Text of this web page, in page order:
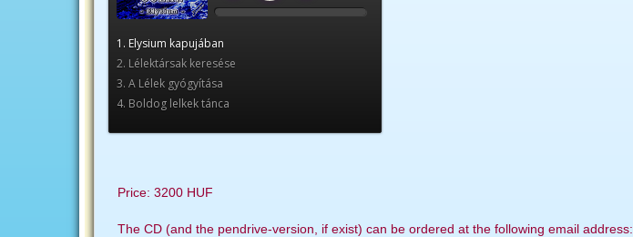
Price: 3200 HUF
The CD (and the pendrive-version, if exist) can be ordered at the following email address: